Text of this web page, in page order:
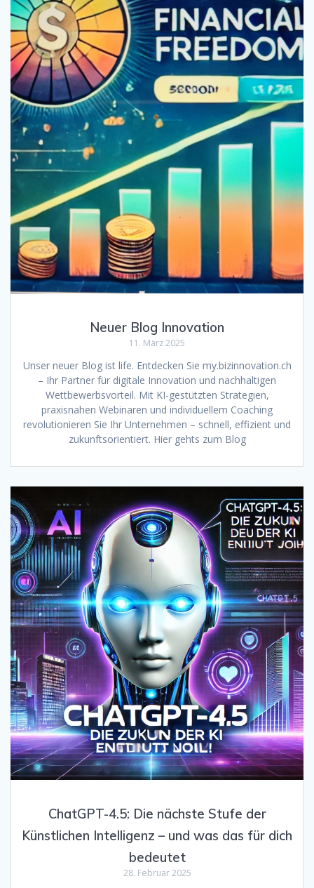
Neuer Blog Innovation
11. März 2025
Unser neuer Blog ist life. Entdecken Sie my.bizinnovation.ch
– Ihr Partner für digitale Innovation und nachhaltigen
Wettbewerbsvorteil. Mit KI-gestützten Strategien,
praxisnahen Webinaren und individuellem Coaching
revolutionieren Sie Ihr Unternehmen – schnell, effizient und
zukunftsorientiert. Hier gehts zum Blog
ChatGPT-4.5: Die nächste Stufe der
Künstlichen Intelligenz – und was das für dich
bedeutet
28. Februar 2025